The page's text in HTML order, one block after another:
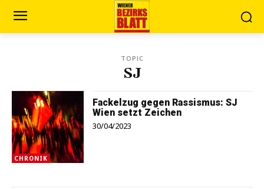
TOPIC
SJ
CHRONIK
Fackelzug gegen Rassismus: SJ
Wien setzt Zeichen
30/04/2023